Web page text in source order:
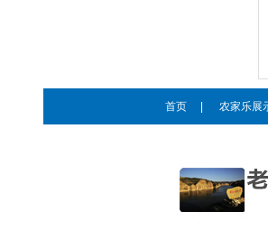
首页 农家乐展